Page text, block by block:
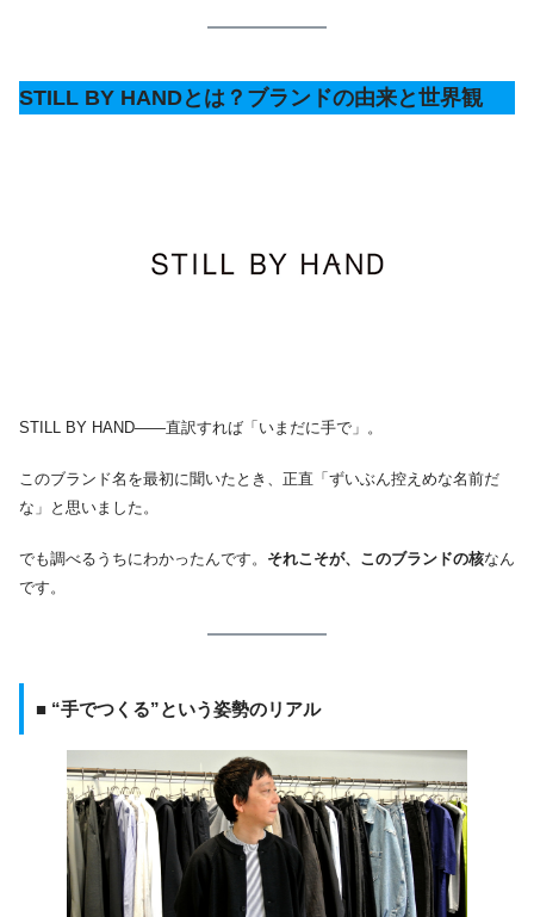
STILL BY HANDとは？ブランドの由来と世界観
STILL BY HAND――直訳すれば「いまだに手で」。
このブランド名を最初に聞いたとき、正直「ずいぶん控えめな名前だ
な」と思いました。
でも調べるうちにわかったんです。 それこそが、このブランドの核なん
です。
■ “手でつくる”という姿勢のリアル